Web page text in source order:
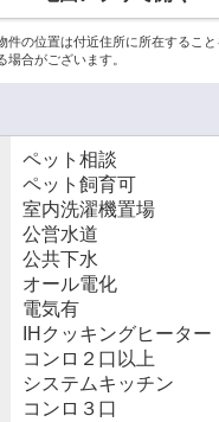
の位置は付近住所に所在するこ
合がございます。
ペット相談
ペット飼育可
室内洗濯機置場
公営水道
公共下水
オール電化
電気有
IHクッキングヒーター
コンロ２口以上
システムキッチン
コンロ３口